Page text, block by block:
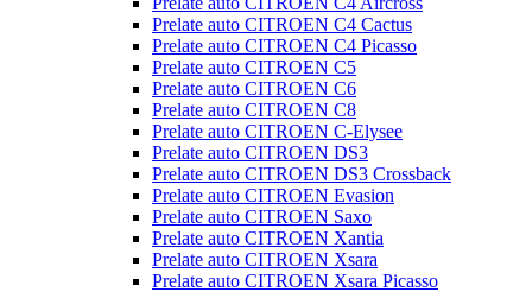
Prelate auto CITROEN C4 Cactus
Prelate auto CITROEN C4 Picasso
Prelate auto CITROEN C5
Prelate auto CITROEN C6
Prelate auto CITROEN C8
Prelate auto CITROEN C-Elysee
Prelate auto CITROEN DS3
Prelate auto CITROEN DS3 Crossback
Prelate auto CITROEN Evasion
Prelate auto CITROEN Saxo
Prelate auto CITROEN Xantia
Prelate auto CITROEN Xsara
Prelate auto CITROEN Xsara Picasso